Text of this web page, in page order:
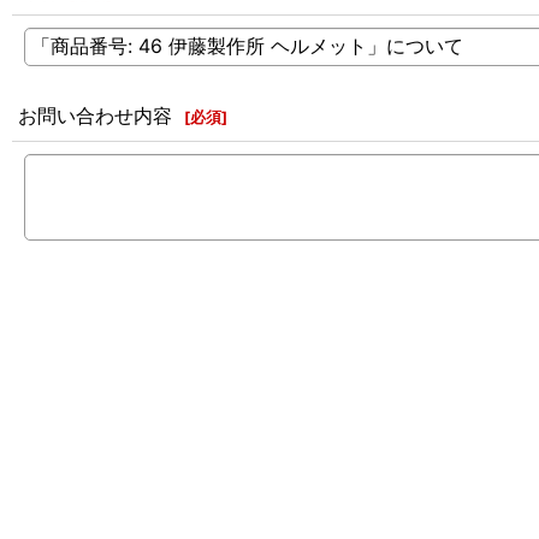
お問い合わせ内容 [必須]